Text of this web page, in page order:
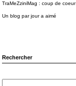
TraMeZziniMag : coup de coeur
Un blog par jour a aimé
Rechercher